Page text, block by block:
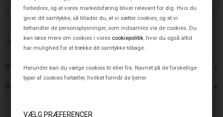
forbedres, og at vores markedsføring bliver relevant for dig. Hvis du
giver dit samtykke, så tillader du, at vi sætter cookies, og at vi
behandler de personoplysninger, som indsamles via de cookies. Du
kan læse mere om cookies i vores cookiepolitik , hvor du også altid
har mulighed for at trække dit samtykke tilbage.
Herunder kan du vælge cookies til eller fra. Navnet på de forskellige
typer af cookies fortæller, hvilket formål de tjener.
Stor viden om lys
Rådgivning af eksperter
endda 103% på Occhio
Butik og Showroom i
Aarhus & København
virksomhed
OCCHIO
PRODUKTBESKRIVELSE
PRODUKTINFORMATION